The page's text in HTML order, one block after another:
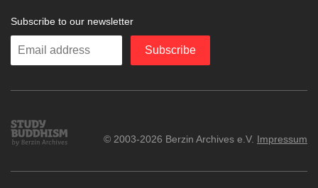
Subscribe to our newsletter
Enter
Subscribe
Study
Buddhism
© 2003-2026 Berzin Archives e.V. Impressum